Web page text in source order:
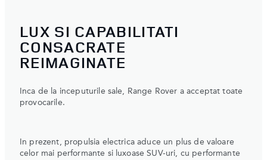
LUX SI CAPABILITATI
CONSACRATE
REIMAGINATE
Inca de la inceputurile sale, Range Rover a acceptat toate
provocarile.
In prezent, propulsia electrica aduce un plus de valoare
celor mai performante si luxoase SUV-uri, cu performante